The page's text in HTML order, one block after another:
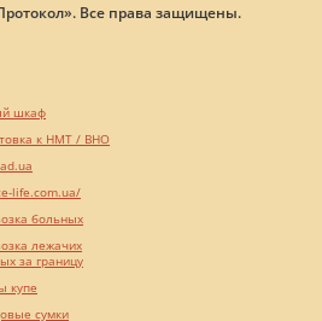
Все права защищены.
шкаф
к НМТ / ВНО
life.com.ua/
больных
лежачих
за границу
купе
сумки